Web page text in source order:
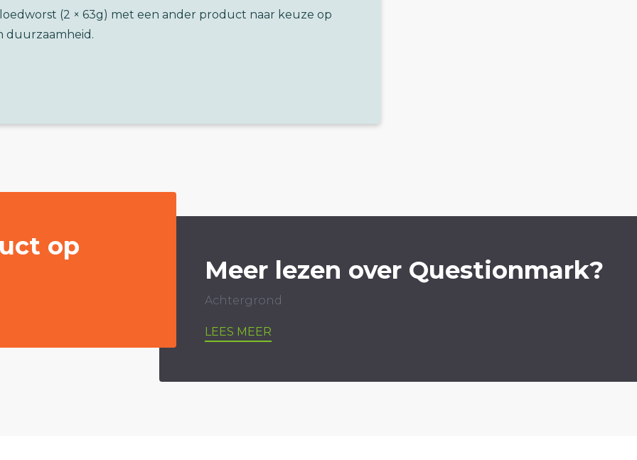
(2 × 63g) met een ander product naar keuze op
duurzaamheid.
op
Meer lezen over Questionmark?
Achtergrond
LEES MEER